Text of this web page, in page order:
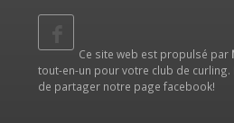
Ce site web est propulsé par
tout-en-un pour votre club de
de partager notre page facebook!